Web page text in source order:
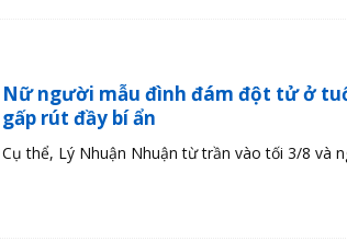
Nữ người mẫu đình đám đột tử ở
gấp rút đầy bí ẩn
Cụ thể, Lý Nhuận Nhuận từ trần vào tối 3/8 và